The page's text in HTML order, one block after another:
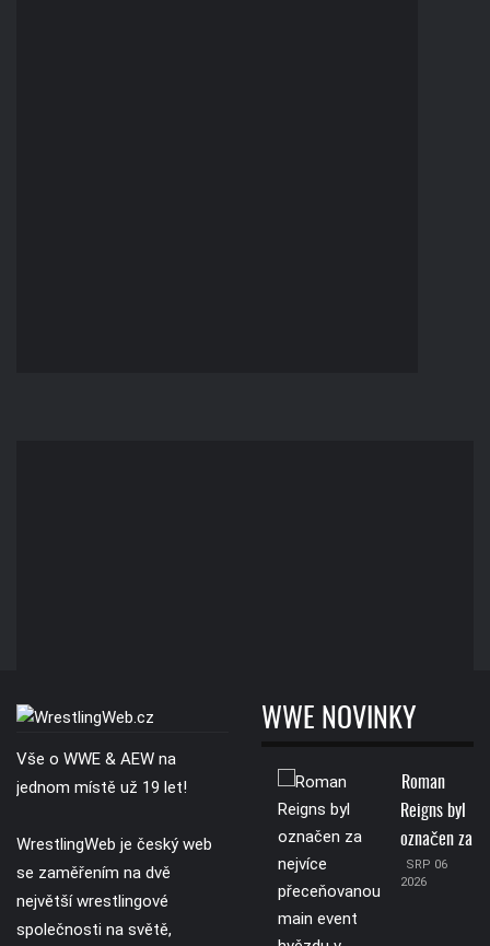
Vše o WWE & AEW na
jednom místě už 19 let!
WrestlingWeb je český web
se zaměřením na dvě
největší wrestlingové
společnosti na světě,
WWE NOVINKY
Roman
Reigns byl
označen za
SRP 06
2026